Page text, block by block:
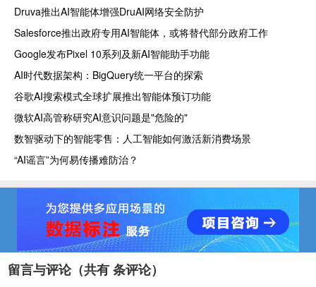
Druva推出AI智能体增强DruAI网络安全防护
Salesforce推出政府专用AI智能体，或将替代部分政府工作
Google发布Pixel 10系列及新AI智能助手功能
AI时代数据架构：BigQuery统一平台的探索
谷歌AI搜索模式全球扩展推出智能体预订功能
微软AI高管称研究AI意识问题是"危险的"
数智驱动下的智能零售：人工智能如何激活新消费场景
“AI谣言”为何易传播难防治？
留言与评论（共有条评论）